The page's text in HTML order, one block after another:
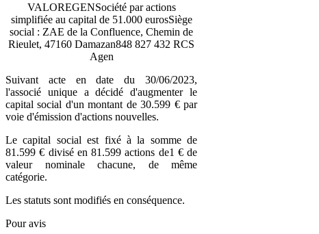
VALOREGENSociété par actions
simplifiée au capital de 51.000 eurosSiège
social : ZAE de la Confluence, Chemin de
Rieulet, 47160 Damazan848 827 432 RCS
Agen
Suivant acte en date du 30/06/2023,
l'associé unique a décidé d'augmenter le
capital social d'un montant de 30.599 € par
voie d'émission d'actions nouvelles.
Le capital social est fixé à la somme de
81.599 € divisé en 81.599 actions de1 € de
valeur nominale chacune, de même
catégorie.
Les statuts sont modifiés en conséquence.
Pour avis